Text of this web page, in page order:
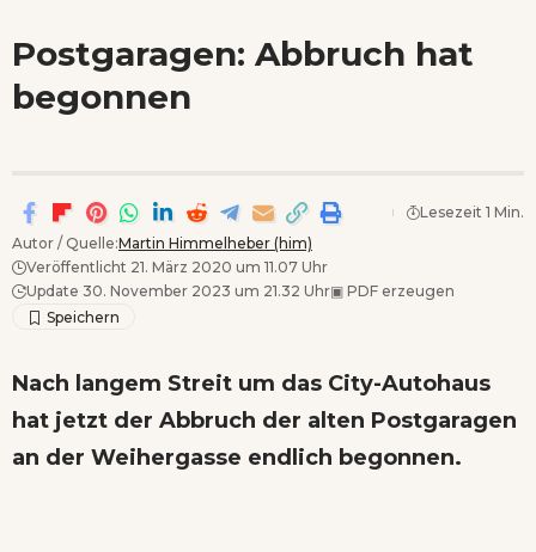
Postgaragen: Abbruch hat
begonnen
Autor / Quelle:Martin Himmelheber (him)
Veröffentlicht 21. März 2020 um 11.07 Uhr
Update 30. November 2023 um 21.32 Uhr▣ PDF erzeugen
Lesezeit 1 Min.
Nach langem Streit um das City-Autohaus
hat jetzt der Abbruch der alten Postgaragen
an der Weihergasse endlich begonnen.